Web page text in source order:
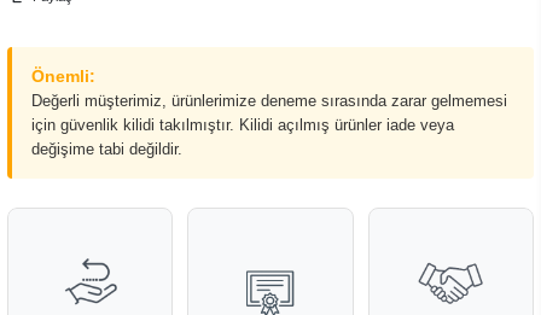
Önemli:
Değerli müşterimiz, ürünlerimize deneme sırasında zarar gelmemesi
için güvenlik kilidi takılmıştır. Kilidi açılmış ürünler iade veya
değişime tabi değildir.